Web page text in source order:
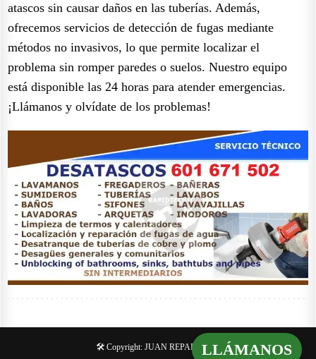
atascos sin causar daños en las tuberías. Además,
ofrecemos servicios de detección de fugas mediante
métodos no invasivos, lo que permite localizar el
problema sin romper paredes o suelos. Nuestro equipo
está disponible las 24 horas para atender emergencias.
¡Llámanos y olvídate de los problemas!
🛠️ Copyright: JUAN REPARA 🔧🚰LLÁMANOS